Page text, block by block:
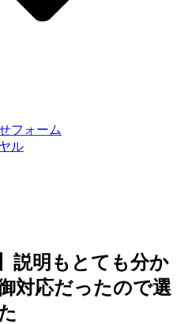
フォーム
ル
説明もとても分か
対応だったので選